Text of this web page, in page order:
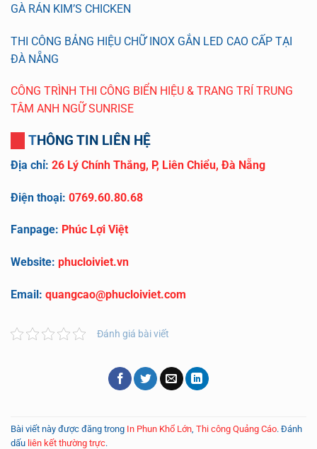
GÀ RÁN KIM’S CHICKEN
THI CÔNG BẢNG HIỆU CHỮ INOX GẮN LED CAO CẤP TẠI
ĐÀ NẴNG
CÔNG TRÌNH THI CÔNG BIỂN HIỆU & TRANG TRÍ TRUNG
TÂM ANH NGỮ SUNRISE
THÔNG TIN LIÊN HỆ
Địa chỉ: 26 Lý Chính Thắng, P, Liên Chiểu, Đà Nẵng
Điện thoại: 0769.60.80.68
Fanpage: Phúc Lợi Việt
Website: phucloiviet.vn
Email: quangcao@phucloiviet.com
Đánh giá bài viết
Bài viết này được đăng trong In Phun Khổ Lớn Thi công Quảng Cáo. Đánh
dấu liên kết thường trực.